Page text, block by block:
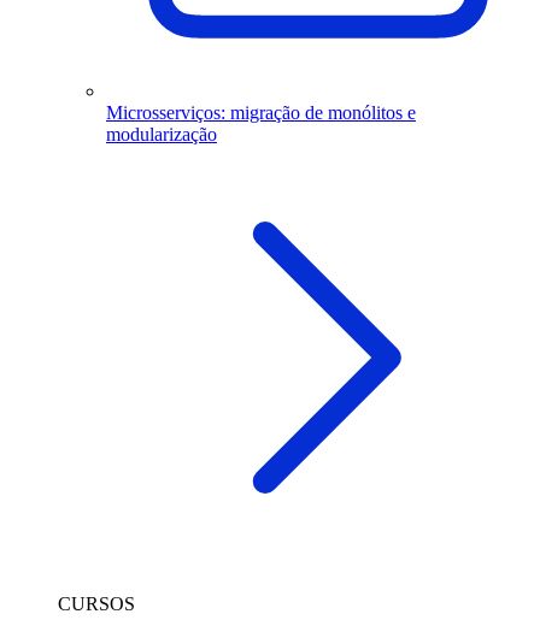
Microsserviços: migração de monólitos e
modularização
CURSOS